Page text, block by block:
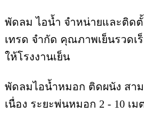
พัดลม ไอน้ำ จำหน่ายและติดตั้
เทรด จำกัด คุณภาพเย็นรวด
ให้โรงงานเย็น
พัดลมไอน้ำหมอก ติดผนัง สา
เนื่อง ระยะพ่นหมอก 2 - 10 เม